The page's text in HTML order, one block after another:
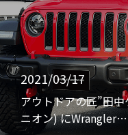
2021/03/17
アウトドアの匠”田
ニオン) にWrangler…